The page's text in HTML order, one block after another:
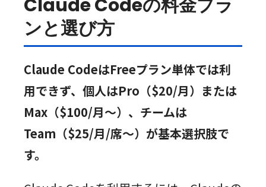
Claude Codeの料金プラ
ンと選び方
Claude CodeはFreeプラン単体では利
用できず、個人はPro（$20/月）または
Max（$100/月〜）、チームは
Team（$25/月/席〜）が基本選択肢で
す。